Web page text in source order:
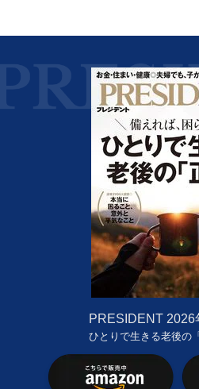
PRESIDENT 2026
ひとりで生きる老後の